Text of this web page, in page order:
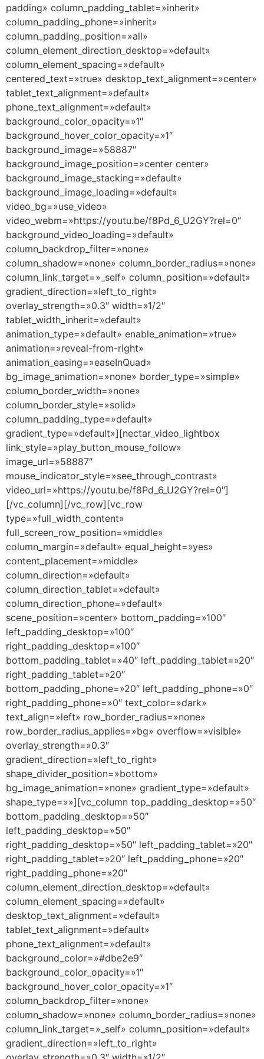
padding» column_padding_tablet=»inherit»
column_padding_phone=»inherit»
column_padding_position=»all»
column_element_direction_desktop=»default»
column_element_spacing=»default»
centered_text=»true» desktop_text_alignment=»center»
tablet_text_alignment=»default»
phone_text_alignment=»default»
background_color_opacity=»1″
background_hover_color_opacity=»1″
background_image=»58887″
background_image_position=»center center»
background_image_stacking=»default»
background_image_loading=»default»
video_bg=»use_video»
video_webm=»https://youtu.be/f8Pd_6_U2GY?rel=0″
background_video_loading=»default»
column_backdrop_filter=»none»
column_shadow=»none» column_border_radius=»none»
column_link_target=»_self» column_position=»default»
gradient_direction=»left_to_right»
overlay_strength=»0.3″ width=»1/2″
tablet_width_inherit=»default»
animation_type=»default» enable_animation=»true»
animation=»reveal-from-right»
animation_easing=»easeInQuad»
bg_image_animation=»none» border_type=»simple»
column_border_width=»none»
column_border_style=»solid»
column_padding_type=»default»
gradient_type=»default»][nectar_video_lightbox
link_style=»play_button_mouse_follow»
image_url=»58887″
mouse_indicator_style=»see_through_contrast»
video_url=»https://youtu.be/f8Pd_6_U2GY?rel=0″]
[/vc_column][/vc_row][vc_row
type=»full_width_content»
full_screen_row_position=»middle»
column_margin=»default» equal_height=»yes»
content_placement=»middle»
column_direction=»default»
column_direction_tablet=»default»
column_direction_phone=»default»
scene_position=»center» bottom_padding=»100″
left_padding_desktop=»100″
right_padding_desktop=»100″
bottom_padding_tablet=»40″ left_padding_tablet=»20″
right_padding_tablet=»20″
bottom_padding_phone=»20″ left_padding_phone=»0″
right_padding_phone=»0″ text_color=»dark»
text_align=»left» row_border_radius=»none»
row_border_radius_applies=»bg» overflow=»visible»
overlay_strength=»0.3″
gradient_direction=»left_to_right»
shape_divider_position=»bottom»
bg_image_animation=»none» gradient_type=»default»
shape_type=»»][vc_column top_padding_desktop=»50″
bottom_padding_desktop=»50″
left_padding_desktop=»50″
right_padding_desktop=»50″ left_padding_tablet=»20″
right_padding_tablet=»20″ left_padding_phone=»20″
right_padding_phone=»20″
column_element_direction_desktop=»default»
column_element_spacing=»default»
desktop_text_alignment=»default»
tablet_text_alignment=»default»
phone_text_alignment=»default»
background_color=»#dbe2e9″
background_color_opacity=»1″
background_hover_color_opacity=»1″
column_backdrop_filter=»none»
column_shadow=»none» column_border_radius=»none»
column_link_target=»_self» column_position=»default»
gradient_direction=»left_to_right»